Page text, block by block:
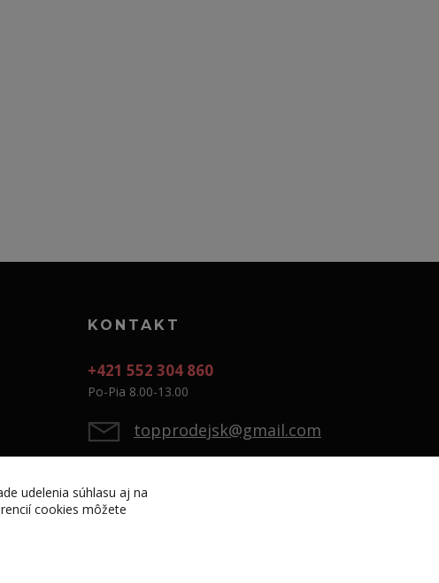
KONTAKT
+421 552 304 860
Po-Pia 8.00-13.00
topprodejsk@gmail.com
udelenia súhlasu aj na
cookies môžete